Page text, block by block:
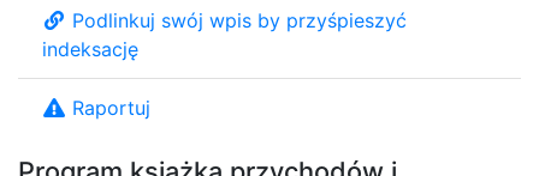
Podlinkuj swój wpis by przyśpieszyć
indeksację
Raportuj